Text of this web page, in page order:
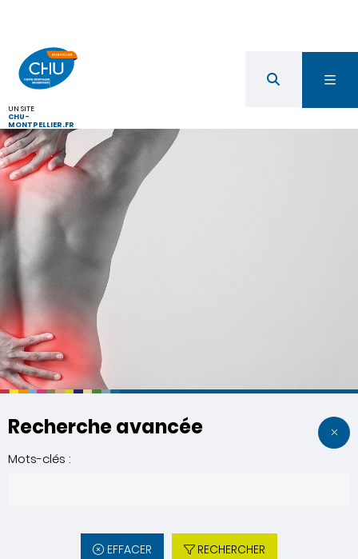
UN SITE
CHU-
MONTPELLIER.FR
Recherche avancée
Mots-clés :
EFFACER RECHERCHER